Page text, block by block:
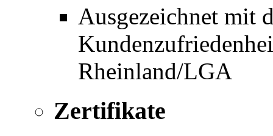
Ausgezeichnet mit
Rheinland/LGA
Zertifikate